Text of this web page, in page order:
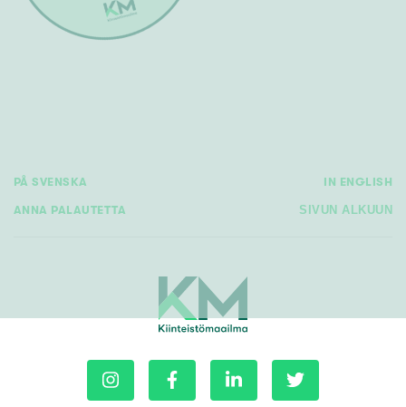
PÅ SVENSKA IN ENGLISH
ANNA PALAUTETTA SIVUN ALKUUN